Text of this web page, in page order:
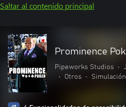
Saltar al contenido principal
Prominence
Pipeworks Studios •
•
Otros • Simulación